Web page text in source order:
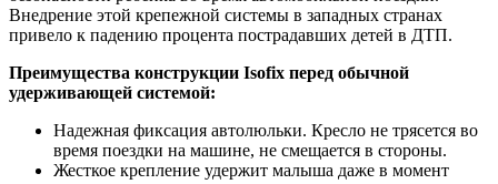
Внедрение этой крепежной системы в западных странах
привело к падению процента пострадавших детей в ДТП.
Преимущества конструкции Isofix перед обычной
удерживающей системой:
Надежная фиксация автолюльки. Кресло не трясется во
время поездки на машине, не смещается в стороны.
Жесткое крепление удержит малыша даже в момент